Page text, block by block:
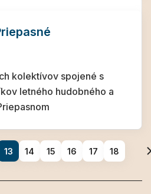
kolektívov spojené s
letného hudobného a
13 14 15 16 17 18